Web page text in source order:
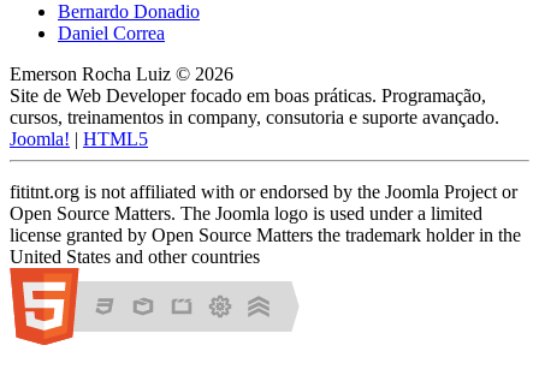
Bernardo Donadio
Daniel Correa
Emerson Rocha Luiz © 2026
Site de Web Developer focado em boas práticas. Programação,
cursos, treinamentos in company, consutoria e suporte avançado.
Joomla! | HTML5
fititnt.org is not affiliated with or endorsed by the Joomla Project or
Open Source Matters. The Joomla logo is used under a limited
license granted by Open Source Matters the trademark holder in the
United States and other countries